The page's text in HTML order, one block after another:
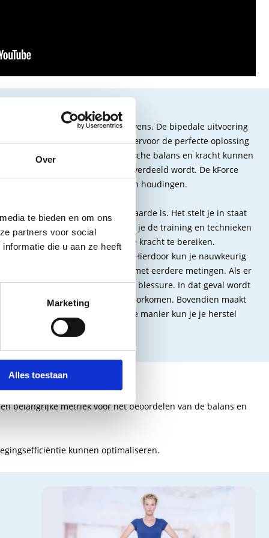
Over
te bieden en om ons
partners voor social
die u aan ze heeft
Marketing
Alles toestaan
bijhouden van gegevens. De bipedale uitvoering
te brengen. Kinvent biedt hiervoor de perfecte oplossing
die de statische en dynamische balans en kracht kunnen
van de tenen tot aan de hak verdeeld wordt. De kForce
verschillende oefeningen en houdingen.
levert, wat van onschatbare waarde is. Het stelt je in staat
de oefeningen, waardoor je de training en technieken
belasting meten om maximale kracht te bereiken.
ledematen beoordelen. Hierdoor kun je nauwkeurig
identificeren in vergelijking met eerdere metingen. Als er
of een opkomende blessure. In dat geval wordt
om ernstige blessures te voorkomen. Bovendien maakt
vooral na een blessure. Op deze manier kun je je herstel
balans en stabiliteit.
belangrijke metriek voor het beoordelen van de balans en
kunnen optimaliseren.